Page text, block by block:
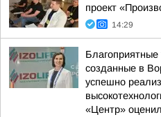
проект
14:29
созданные в
успешно
«Центр»